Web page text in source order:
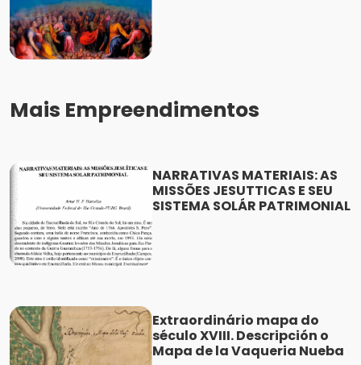
Mais Empreendimentos
NARRATIVAS MATERIAIS: AS
MISSÕES JESUTTICAS E SEU
SISTEMA SOLÁR PATRIMONIAL
Extraordinário mapa do
século XVIII. Descripción o
Mapa de la Vaqueria Nueba